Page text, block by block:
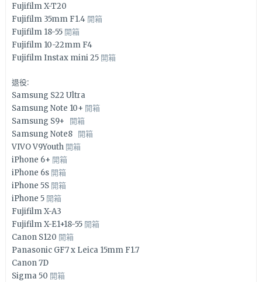
Fujifilm X-T20
Fujifilm 35mm F1.4 開箱
Fujifilm 18-55 開箱
Fujifilm 10-22mm F4
Fujifilm Instax mini 25 開箱
退役:
Samsung S22 Ultra
Samsung Note 10+ 開箱
Samsung S9+ 開箱
Samsung Note8 開箱
VIVO V9Youth 開箱
iPhone 6+ 開箱
iPhone 6s 開箱
iPhone 5S 開箱
iPhone 5 開箱
Fujifilm X-A3
Fujifilm X-E1+18-55 開箱
Canon S120 開箱
Panasonic GF7 x Leica 15mm F1.7
Canon 7D
Sigma 50 開箱